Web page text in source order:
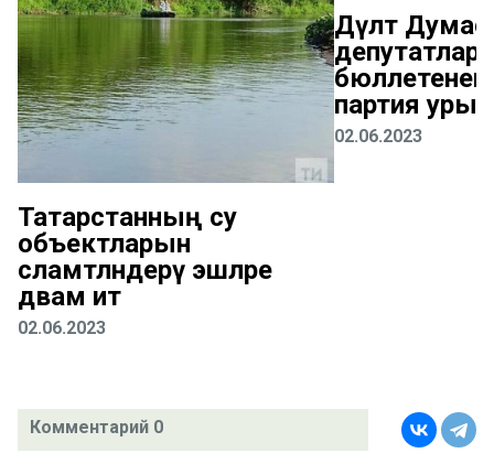
Татарстанның су
объектларын
сәламәтләндерү эшләре
дәвам итә
02.06.2023
Дәүләт
партия
02.06.2023
Комментарий 0